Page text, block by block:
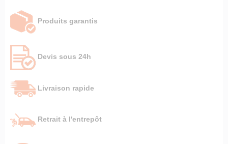
Produits garantis
Devis sous 24h
Livraison rapide
Retrait à l'entrepôt